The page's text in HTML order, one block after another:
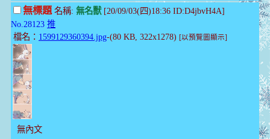
無標題名稱: 無名獸[20/09/03(四)18:36 ID:D4jbvH4A]
No.28123 推
檔名： 1599129360394.jpg-(80 KB, 322x1278) [以預覽圖顯示]
無內文